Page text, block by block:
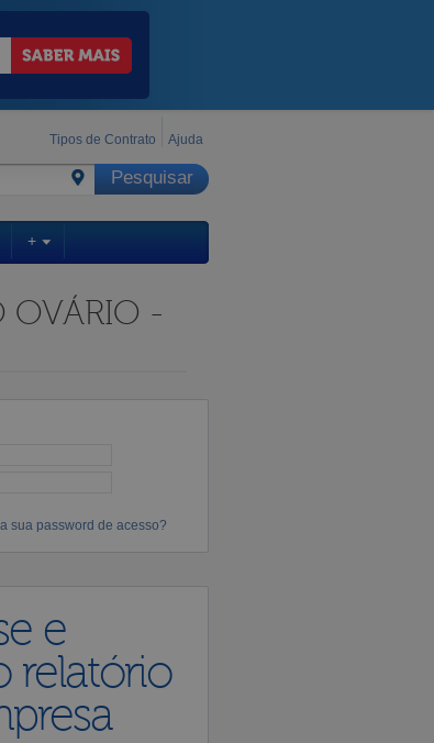
Tipos de Contrato Ajuda
+
OVÁRIO -
sua password de acesso?
e
relatório